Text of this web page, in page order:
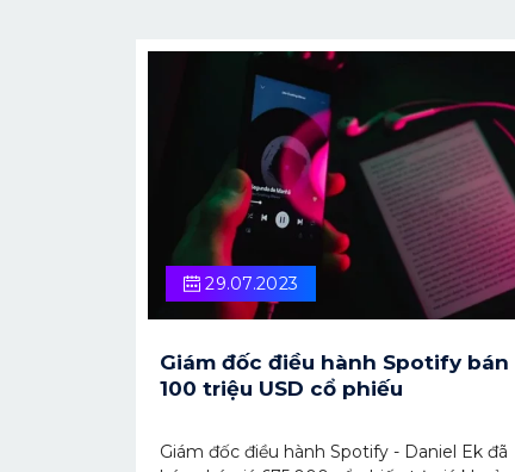
29.07.2023
Giám đốc điều hành Spotify bán
100 triệu USD cổ phiếu
Giám đốc điều hành Spotify - Daniel Ek đã